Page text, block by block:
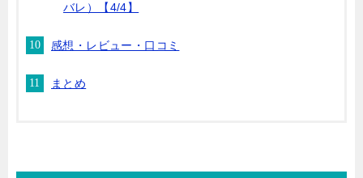
バレ）【4/4】
感想・レビュー・口コミ
まとめ